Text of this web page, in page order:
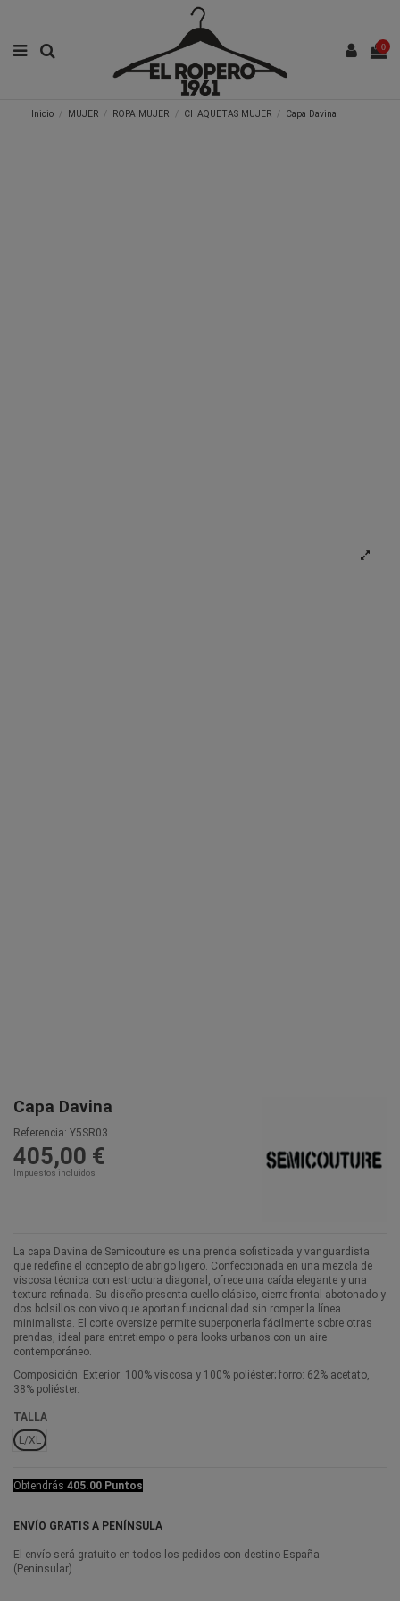
0
Inicio MUJER ROPA MUJER CHAQUETAS MUJER Capa Davina
Capa Davina
Referencia: Y5SR03
405,00 €
Impuestos incluidos
La capa Davina de Semicouture es una prenda sofisticada y vanguardista
que redefine el concepto de abrigo ligero. Confeccionada en una mezcla de
viscosa técnica con estructura diagonal, ofrece una caída elegante y una
textura refinada. Su diseño presenta cuello clásico, cierre frontal abotonado y
dos bolsillos con vivo que aportan funcionalidad sin romper la línea
minimalista. El corte oversize permite superponerla fácilmente sobre otras
prendas, ideal para entretiempo o para looks urbanos con un aire
contemporáneo.
Composición: Exterior: 100% viscosa y 100% poliéster; forro: 62% acetato,
38% poliéster.
TALLA
L/XL
Obtendrás 405.00 Puntos
ENVÍO GRATIS A PENÍNSULA
El envío será gratuito en todos los pedidos con destino España
(Peninsular).